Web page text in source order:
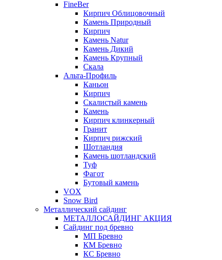
FineBer
Кирпич Облицовочный
Камень Природный
Кирпич
Камень Natur
Камень Дикий
Камень Крупный
Скала
Альта-Профиль
Каньон
Кирпич
Скалистый камень
Камень
Кирпич клинкерный
Гранит
Кирпич рижский
Шотландия
Камень шотландский
Туф
Фагот
Бутовый камень
VOX
Snow Bird
Металлический сайдинг
МЕТАЛЛОСАЙДИНГ АКЦИЯ
Сайдинг под бревно
МП Бревно
КМ Бревно
КС Бревно